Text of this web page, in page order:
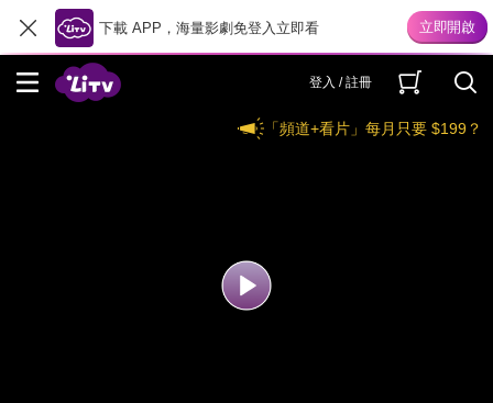
下載 APP，海量影劇免登入立即看
登入 / 註冊
「頻道+看片」每月只要 $199？